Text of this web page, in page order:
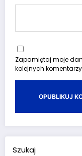
Zapamiętaj moje
kolejnych
Szukaj